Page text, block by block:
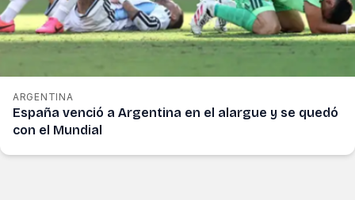
ARGENTINA
España venció a Argentina en el alargue y se quedó
con el Mundial